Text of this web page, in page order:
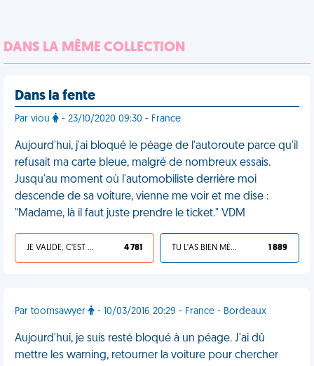
DANS LA MÊME COLLECTION
Dans la fente
Par viou - 23/10/2020 09:30 - France
Aujourd'hui, j'ai bloqué le péage de l'autoroute parce qu'il
refusait ma carte bleue, malgré de nombreux essais.
Jusqu'au moment où l'automobiliste derrière moi
descende de sa voiture, vienne me voir et me dise :
"Madame, là il faut juste prendre le ticket." VDM
JE VALIDE, C'EST UNE VDM 4 781 TU L'AS BIEN MÉRITÉ 1 889
Par toomsawyer - 10/03/2016 20:29 - France - Bordeaux
Aujourd'hui, je suis resté bloqué à un péage. J'ai dû
mettre les warning, retourner la voiture pour chercher